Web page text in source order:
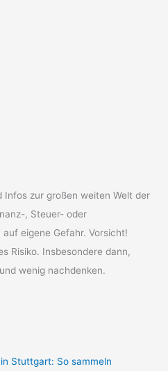
Infos zur großen weiten Welt der
, Steuer- oder
eigene Gefahr. Vorsicht!
Risiko. Insbesondere dann,
wenig nachdenken.
Stuttgart: So sammeln